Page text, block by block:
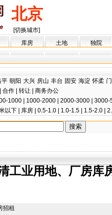
北京
[切换城市]
库房 土地 独院
平 朝阳 大兴 房山 丰台 固安 海淀 怀柔
合作 转让
商务办公
1000 1000-2000 2000-3000
3000-
以下 库房 0.5-1.0 1.0-1.5 1.5-2.0
工业用地、厂房库
招租